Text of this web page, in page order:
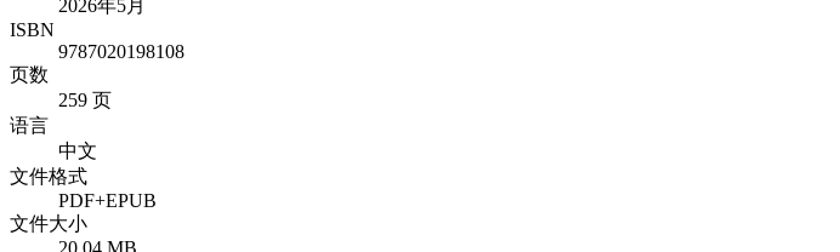
2026年5月
ISBN
9787020198108
页数
259 页
语言
中文
文件格式
PDF+EPUB
文件大小